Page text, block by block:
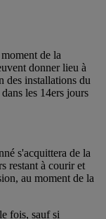
de la
donner lieu à
des installations du
les 14ers jours
s'acquittera de la
restant à courir et
au moment de la
fois, sauf si